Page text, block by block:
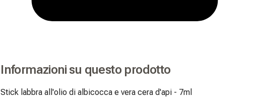
Informazioni su questo prodotto
Stick labbra all'olio di albicocca e vera cera d'api - 7ml